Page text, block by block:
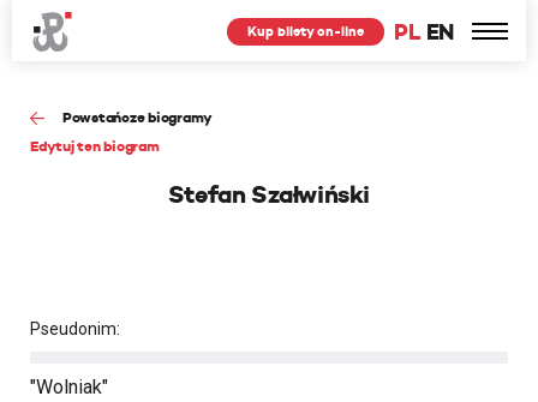
PL EN
Kup bilety on-line
Powstańcze biogramy
Edytuj ten biogram
Stefan Szałwiński
Pseudonim:
"Wolniak"